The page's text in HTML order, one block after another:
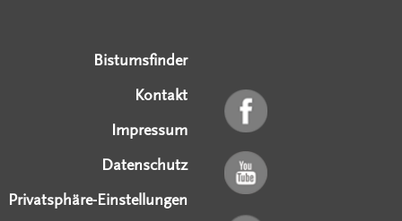
Bistumsfinder
Kontakt
Impressum
Datenschutz
Privatsphäre-Einstellungen